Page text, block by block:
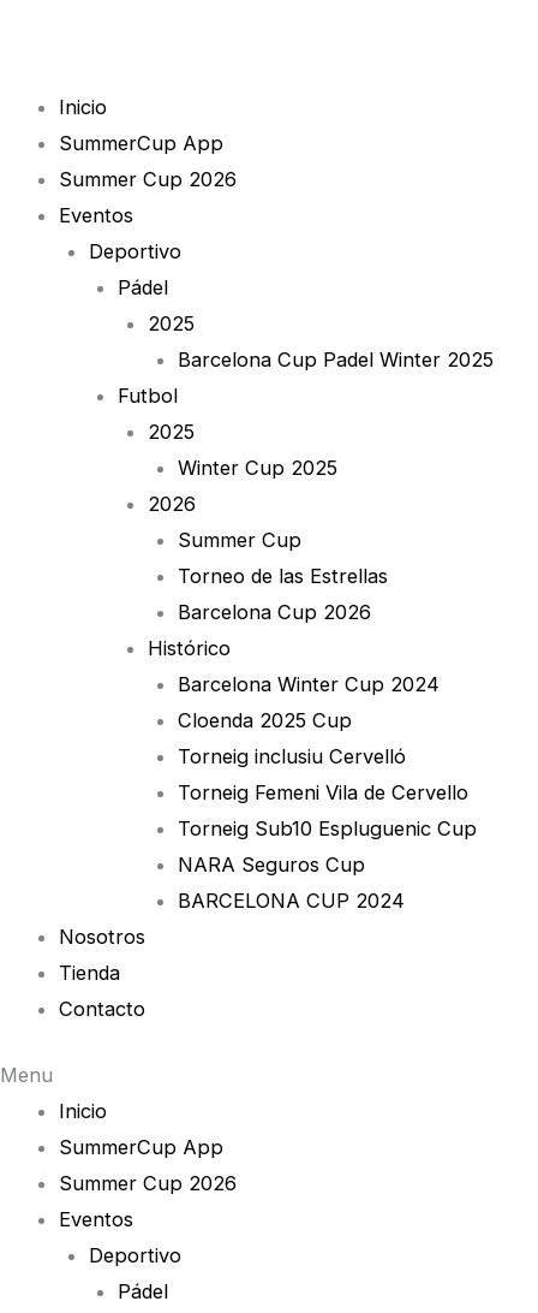
Inicio
SummerCup App
Summer Cup 2026
Eventos
Deportivo
Pádel
2025
Barcelona Cup Padel Winter 2025
Futbol
2025
Winter Cup 2025
2026
Summer Cup
Torneo de las Estrellas
Barcelona Cup 2026
Histórico
Barcelona Winter Cup 2024
Cloenda 2025 Cup
Torneig inclusiu Cervelló
Torneig Femeni Vila de Cervello
Torneig Sub10 Espluguenic Cup
NARA Seguros Cup
BARCELONA CUP 2024
Nosotros
Tienda
Contacto
Menu
Inicio
SummerCup App
Summer Cup 2026
Eventos
Deportivo
Pádel